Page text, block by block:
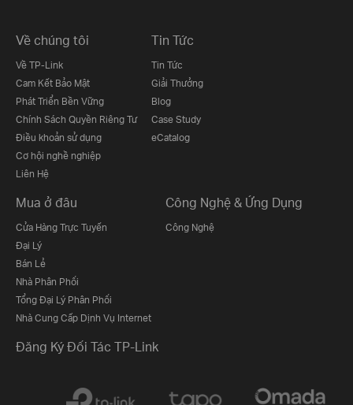
Về chúng tôi
Về TP-Link
Cam Kết Bảo Mật
Phát Triển Bền Vững
Chính Sách Quyền Riêng Tư
Điều khoản sử dụng
Cơ hội nghề nghiệp
Liên Hệ
Tin Tức
Tin Tức
Giải Thưởng
Blog
Case Study
eCatalog
Mua ở đâu
Cửa Hàng Trực Tuyến
Đại Lý
Bán Lẻ
Nhà Phân Phối
Tổng Đại Lý Phân Phối
Nhà Cung Cấp Dịnh Vụ Internet
Công Nghệ & Ứng Dụng
Công Nghệ
Đăng Ký Đối Tác TP-Link